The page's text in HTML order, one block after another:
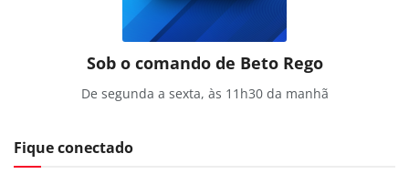
Sob o comando de Beto Rego
De segunda a sexta, às 11h30 da manhã
Fique conectado